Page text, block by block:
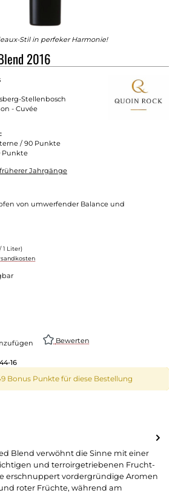
Stil in perfeker Harmonie!
2016
Stellenbosch
- Cuvée
/ 90 Punkte
Punkte
Jahrgänge
von umwerfender Balance und
1 Liter)
Bewerten
16
Bonus Punkte für diese Bestellung
Blend verwöhnt die Sinne mit einer
und terroirgetriebenen Frucht-
erschnuppert vordergründige Aromen
roter Früchte, während am